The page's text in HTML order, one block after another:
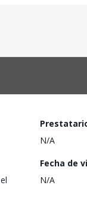
N/A
Fecha de
N/A